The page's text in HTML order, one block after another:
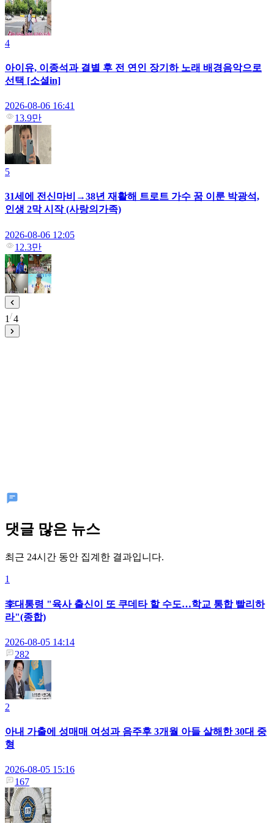
4
아이유, 이종석과 결별 후 전 연인 장기하 노래 배경음악으로
선택 [소셜in]
2026-08-06 16:41
13.9만
5
31세에 전신마비→38년 재활해 트로트 가수 꿈 이룬 박광석,
인생 2막 시작 (사랑의가족)
2026-08-06 12:05
12.3만
1 4
댓글 많은 뉴스
최근 24시간 동안 집계한 결과입니다.
1
李대통령 "육사 출신이 또 쿠데타 할 수도…학교 통합 빨리하
라"(종합)
2026-08-05 14:14
282
2
아내 가출에 성매매 여성과 음주후 3개월 아들 살해한 30대 중
형
2026-08-05 15:16
167